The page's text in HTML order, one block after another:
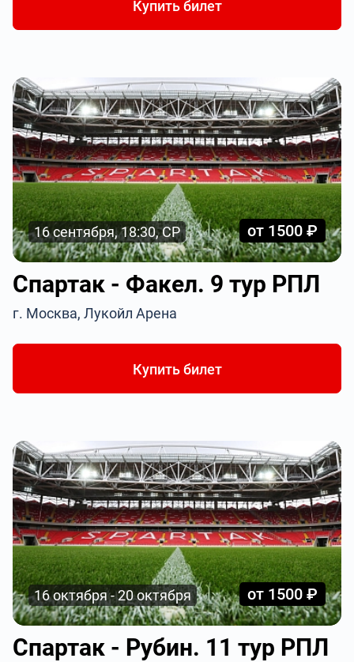
Купить билет
16 сентября, 18:30, СР от 1500 ₽
Спартак - Факел. 9 тур РПЛ
г. Москва, Лукойл Арена
Купить билет
16 октября - 20 октября от 1500 ₽
Спартак - Рубин. 11 тур РПЛ